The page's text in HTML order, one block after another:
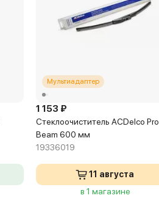
Мультиадаптер
1 153 ₽
Стеклоочиститель ACDelco Pro
Beam 600 мм
19336019
11 августа
в 1 магазине